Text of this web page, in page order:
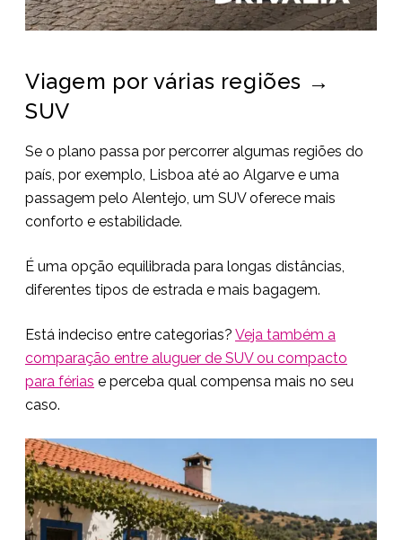
Viagem por várias regiões →
SUV
Se o plano passa por percorrer algumas regiões do
país, por exemplo, Lisboa até ao Algarve e uma
passagem pelo Alentejo, um SUV oferece mais
conforto e estabilidade.
É uma opção equilibrada para longas distâncias,
diferentes tipos de estrada e mais bagagem.
Está indeciso entre categorias? Veja também a
comparação entre aluguer de SUV ou compacto
para férias e perceba qual compensa mais no seu
caso.